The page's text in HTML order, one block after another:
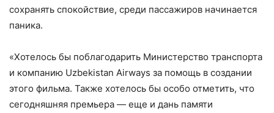
сохранять спокойствие, среди пассажиров начинается
паника.
«Хотелось бы поблагодарить Министерство транспорта
и компанию Uzbekistan Airways за помощь в создании
этого фильма. Также хотелось бы особо отметить, что
сегодняшняя премьера — еще и дань памяти